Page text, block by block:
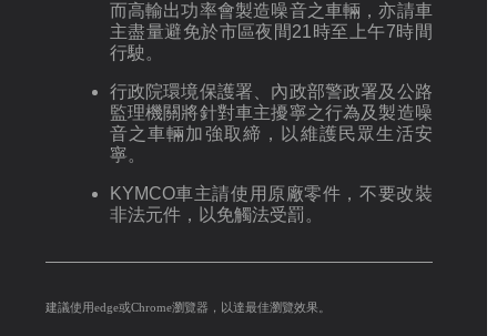
而高輸出功率會製造噪音之車輛，亦請車
主盡量避免於市區夜間21時至上午7時間
行駛。
行政院環境保護署、內政部警政署及公路
監理機關將針對車主擾寧之行為及製造噪
音之車輛加強取締，以維護民眾生活安
寧。
KYMCO車主請使用原廠零件，不要改裝
非法元件，以免觸法受罰。
建議使用edge或Chrome瀏覽器，以達最佳瀏覽效果。